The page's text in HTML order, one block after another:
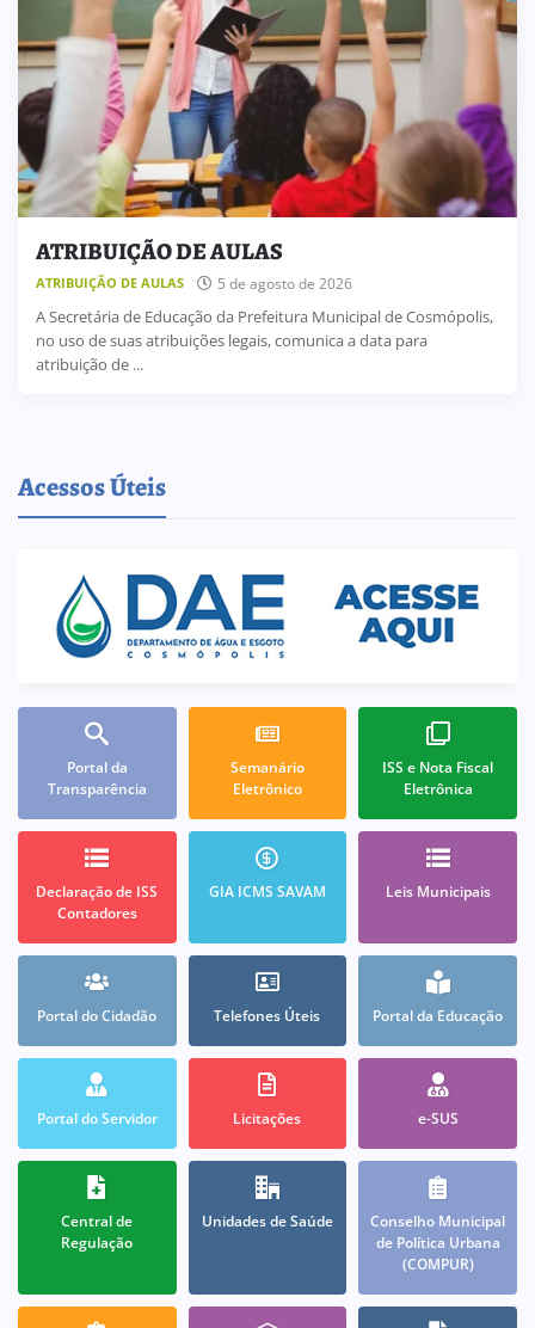
ATRIBUIÇÃO DE AULAS
ATRIBUIÇÃO DE AULAS 5 de agosto de 2026
A Secretária de Educação da Prefeitura Municipal de Cosmópolis,
no uso de suas atribuições legais, comunica a data para
atribuição de ...
Acessos Úteis
Portal da
Transparência
Semanário
Eletrônico
ISS e Nota Fiscal
Eletrônica
Declaração de ISS
Contadores
GIA ICMS SAVAM Leis Municipais
Portal do Cidadão Telefones Úteis Portal da Educação
Portal do Servidor Licitações e-SUS
Central de
Regulação
Unidades de Saúde
Conselho Municipal
de Política Urbana
(COMPUR)